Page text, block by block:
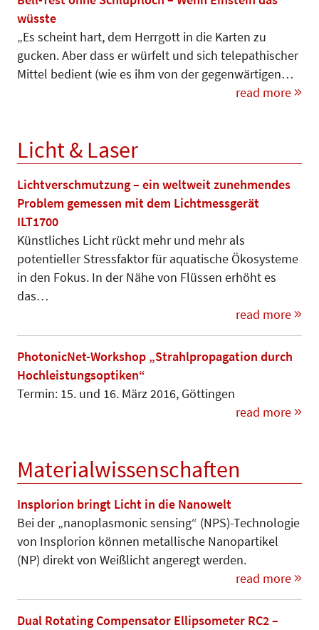
wüsste
„Es scheint hart, dem Herrgott in die Karten zu
gucken. Aber dass er würfelt und sich telepathischer
Mittel bedient (wie es ihm von der gegenwärtigen…
read more
Licht & Laser
Lichtverschmutzung – ein weltweit zunehmendes
Problem gemessen mit dem Lichtmessgerät
ILT1700
Künstliches Licht rückt mehr und mehr als
potentieller Stressfaktor für aquatische Ökosysteme
in den Fokus. In der Nähe von Flüssen erhöht es
das…
read more
PhotonicNet-Workshop „Strahlpropagation durch
Hochleistungsoptiken“
Termin: 15. und 16. März 2016, Göttingen
read more
Materialwissenschaften
Insplorion bringt Licht in die Nanowelt
Bei der „nanoplasmonic sensing“ (NPS)-Technologie
von Insplorion können metallische Nanopartikel
(NP) direkt von Weißlicht angeregt werden.
read more
Dual Rotating Compensator Ellipsometer RC2 –